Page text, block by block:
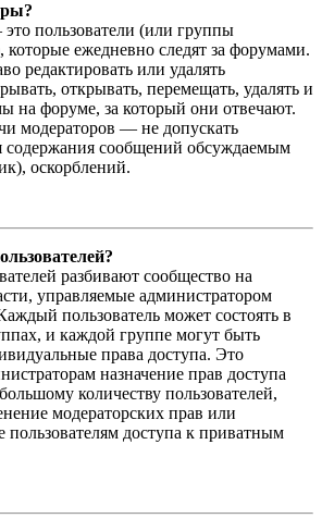
пользователи (или группы
которые ежедневно следят за форумами.
редактировать или удалять
открывать, перемещать, удалять и
на форуме, за который они отвечают.
модераторов — не допускать
содержания сообщений обсуждаемым
оскорблений.
разбивают сообщество на
управляемые администратором
пользователь может состоять в
и каждой группе могут быть
права доступа. Это
назначение прав доступа
количеству пользователей,
модераторских прав или
пользователям доступа к приватным